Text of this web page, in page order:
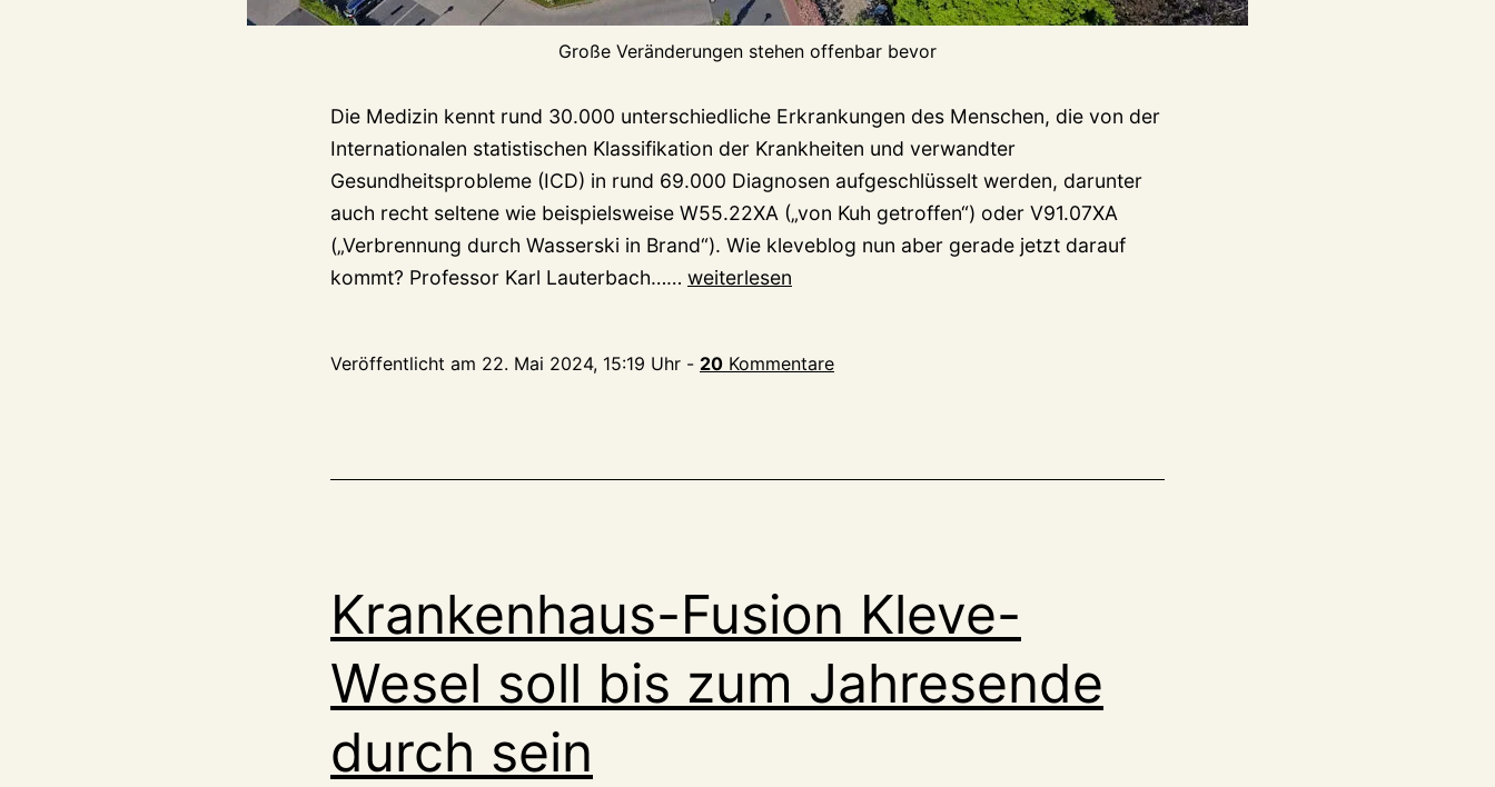
Große Veränderungen stehen offenbar bevor
Die Medizin kennt rund 30.000 unterschiedliche Erkrankungen des Menschen, die von der
Internationalen statistischen Klassifikation der Krankheiten und verwandter
Gesundheitsprobleme (ICD) in rund 69.000 Diagnosen aufgeschlüsselt werden, darunter
auch recht seltene wie beispielsweise W55.22XA („von Kuh getroffen“) oder V91.07XA
(„Verbrennung durch Wasserski in Brand“). Wie kleveblog nun aber gerade jetzt darauf
kommt? Professor Karl Lauterbach…… Wie
Kleve?
weiterlesen
Veröffentlicht am 22. Mai 2024, 15:19 Uhr - 20 Kommentare
Krankenhaus-Fusion Kleve-
Wesel soll bis zum Jahresende
durch sein